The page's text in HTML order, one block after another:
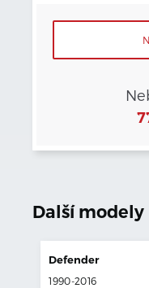
Další modely
Defender
1990-2016